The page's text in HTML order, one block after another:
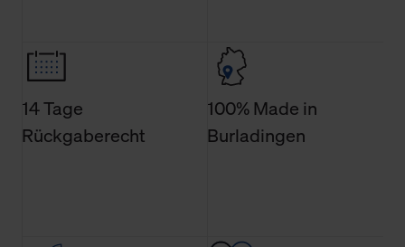
Technologien sowie die Nutzung Ihrer persönlichen Daten
finden Sie in unserer Datenschutzerklärung.
14 Tage
Rückgaberecht
100% Made in
Burladingen